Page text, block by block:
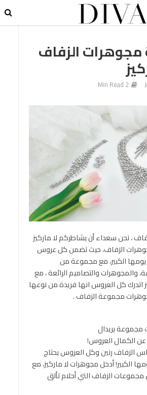
الزفاف
2 Min Read
، نحن سعداء أن يشاطركم لا ماركيز
الزفاف، حيث تضمن كل عروس
الكبير، مع مجموعة من
والمجوهرات والتصاميم الرائعة ، مع
اتدرك كل العروس انها فريدة من نوعها
مجموعة الزفاف .
مجموعة بريدال
عن الكمال العروس!
2018) أجراس الزفاف رنين وكل العروس يحتاج
الكبير! أدخل مجوهرات لا ماركيز، مع
الزفاف التي أحلام تألق